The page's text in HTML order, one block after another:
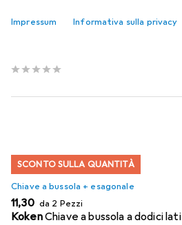
Impressum Informativa sulla privacy
EUR
59,90
Koken
cricchetto reversibile
SCONTO SULLA QUANTITÀ
Chiave a bussola + esagonale
EUR
11,30 da 2 Pezzi
KokenChiave a bussola a dodici lati